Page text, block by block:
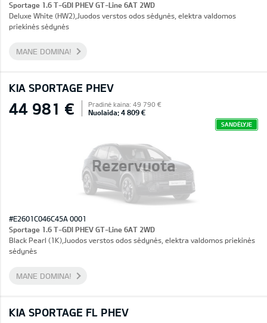
Sportage 1.6 T-GDI PHEV GT-Line 6AT 2WD
Deluxe White (HW2),Juodos verstos odos sėdynės, elektra valdomos
priekinės sėdynės
MANE DOMINA!
KIA SPORTAGE PHEV
Rezervuota
44 981 € Pradinė kaina: 49 790 €
Nuolaida: 4 809 €
SANDĖLYJE
#E2601C046C45A 0001
Sportage 1.6 T-GDI PHEV GT-Line 6AT 2WD
Black Pearl (1K),Juodos verstos odos sėdynės, elektra valdomos priekinės
sėdynės
MANE DOMINA!
KIA SPORTAGE FL PHEV